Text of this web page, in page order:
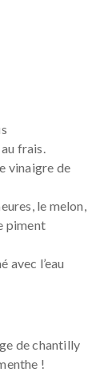
frais.
vinaigre de
le melon,
piment
avec l’eau
de chantilly
!